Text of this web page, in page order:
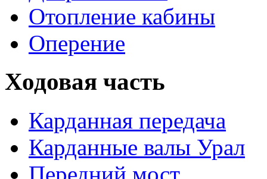
Отопление кабины
Оперение
Ходовая часть
Карданная передача
Карданные валы Урал
Передний мост